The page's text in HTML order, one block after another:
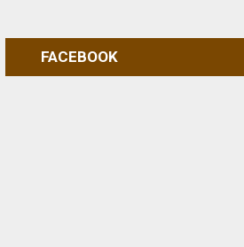
FACEBOOK